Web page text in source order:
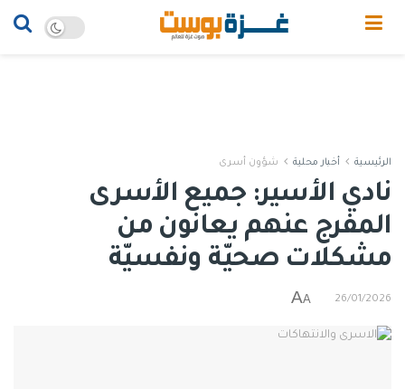
الرئيسية أخبار محلية شؤون أسرى
نادي الأسير: جميع الأسرى
المفرج عنهم يعانون من
مشكلات صحيّة ونفسيّة
26/01/2026
A
A